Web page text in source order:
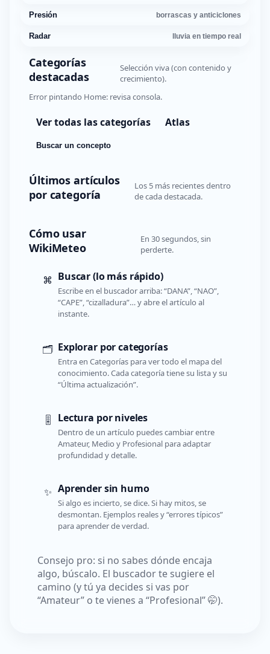
Presión borrascas y anticiclones
Radar lluvia en tiempo real
Categorías
destacadas
Selección viva (con contenido y
crecimiento).
Error pintando Home: revisa consola.
Ver todas las categorías Atlas
Buscar un concepto
Últimos artículos
por categoría
Los 5 más recientes dentro
de cada destacada.
Cómo usar
WikiMeteo
En 30 segundos, sin
perderte.
⌘ Buscar (lo más rápido)
Escribe en el buscador arriba: “DANA”, “NAO”,
“CAPE”, “cizalladura”… y abre el artículo al
instante.
🗂️ Explorar por categorías
Entra en Categorías para ver todo el mapa del
conocimiento. Cada categoría tiene su lista y su
“Última actualización”.
🎚️ Lectura por niveles
Dentro de un artículo puedes cambiar entre
Amateur, Medio y Profesional para adaptar
profundidad y detalle.
✨ Aprender sin humo
Si algo es incierto, se dice. Si hay mitos, se
desmontan. Ejemplos reales y “errores típicos”
para aprender de verdad.
Consejo pro: si no sabes dónde encaja
algo, búscalo. El buscador te sugiere el
camino (y tú ya decides si vas por
“Amateur” o te vienes a “Profesional” 🤭).